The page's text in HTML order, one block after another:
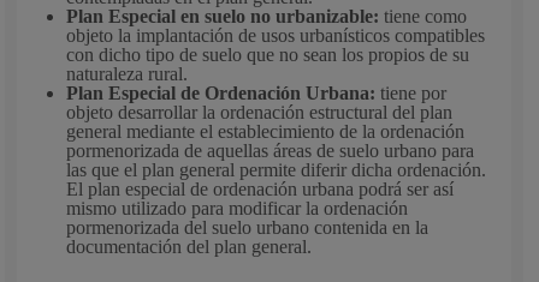
Plan Especial en suelo no urbanizable:tiene como
objeto la implantación de usos urbanísticos compatibles
con dicho tipo de suelo que no sean los propios de su
naturaleza rural.
Plan Especial de Ordenación Urbana:tiene por
objeto desarrollar la ordenación estructural del plan
general mediante el establecimiento de la ordenación
pormenorizada de aquellas áreas de suelo urbano para
las que el plan general permite diferir dicha ordenación.
El plan especial de ordenación urbana podrá ser así
mismo utilizado para modificar la ordenación
pormenorizada del suelo urbano contenida en la
documentación del plan general.